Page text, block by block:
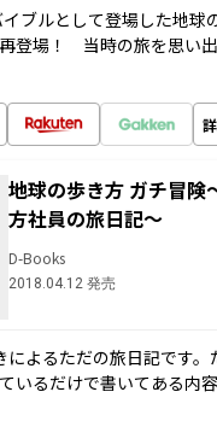
ブルとして登場した地球
登場！ 当時の旅を思い
地球の歩き方 ガチ冒険
方社員の旅日記～
D-Books
2018.04.12 発売
によるただの旅日記です。
いるだけで書いてある内